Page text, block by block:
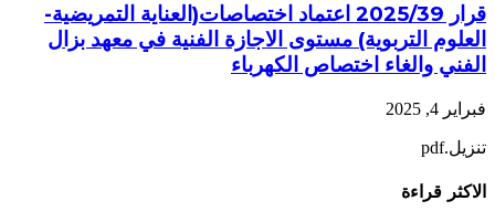
قرار 2025/39 اعتماد اختصاصات(العناية التمريضية-
العلوم التربوية) مستوى الاجازة الفنية في معهد بزال
الفني والغاء اختصاص الكهرباء
فبراير 4, 2025
تنزيل.pdf
الاكثر قراءة